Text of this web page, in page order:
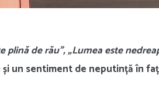
plină de rău”, „Lumea este
un sentiment de neputință în